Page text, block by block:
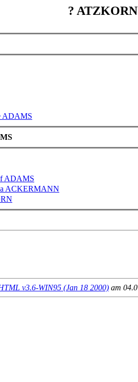
?
ADAMS
ADAMS
ACKERMANN
v3.6-WIN95 (Jan 18 2000) am